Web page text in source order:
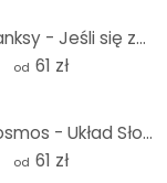
Plakat Banksy - Jeśli się zmęczysz
od 61 zł
Plakat Kosmos - Układ Słoneczny z planetami i słońcem - Cats & Dotz
od 61 zł